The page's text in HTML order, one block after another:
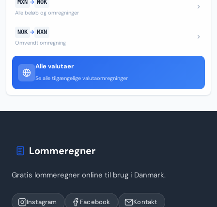
MXN → NOK
Alle beløb og omregninger
NOK → MXN
Omvendt omregning
Alle valutaer
Se alle tilgængelige valutaomregninger
Lommeregner
Gratis lommeregner online til brug i Danmark.
Instagram Facebook Kontakt